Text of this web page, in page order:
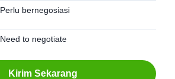
Perlu bernegosiasi
Need to negotiate
Kirim Sekarang